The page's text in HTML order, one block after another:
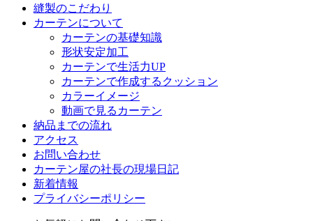
縫製のこだわり
カーテンについて
カーテンの基礎知識
形状安定加工
カーテンで生活力UP
カーテンで作成するクッション
カラーイメージ
動画で見るカーテン
納品までの流れ
アクセス
お問い合わせ
カーテン屋の社長の現場日記
新着情報
プライバシーポリシー